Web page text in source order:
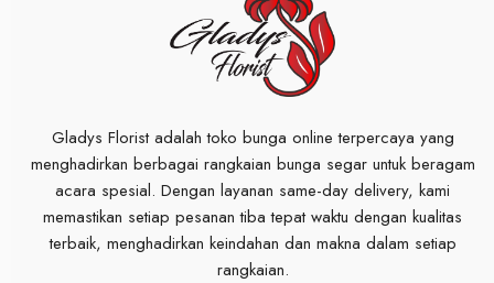
Gladys Florist adalah toko bunga online terpercaya yang
menghadirkan berbagai rangkaian bunga segar untuk beragam
acara spesial. Dengan layanan same-day delivery, kami
memastikan setiap pesanan tiba tepat waktu dengan kualitas
terbaik, menghadirkan keindahan dan makna dalam setiap
rangkaian.